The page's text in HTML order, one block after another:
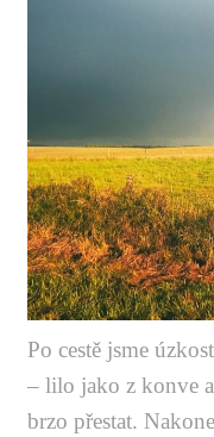
Po cestě jsme
– lilo jako z konve
brzo přestat.